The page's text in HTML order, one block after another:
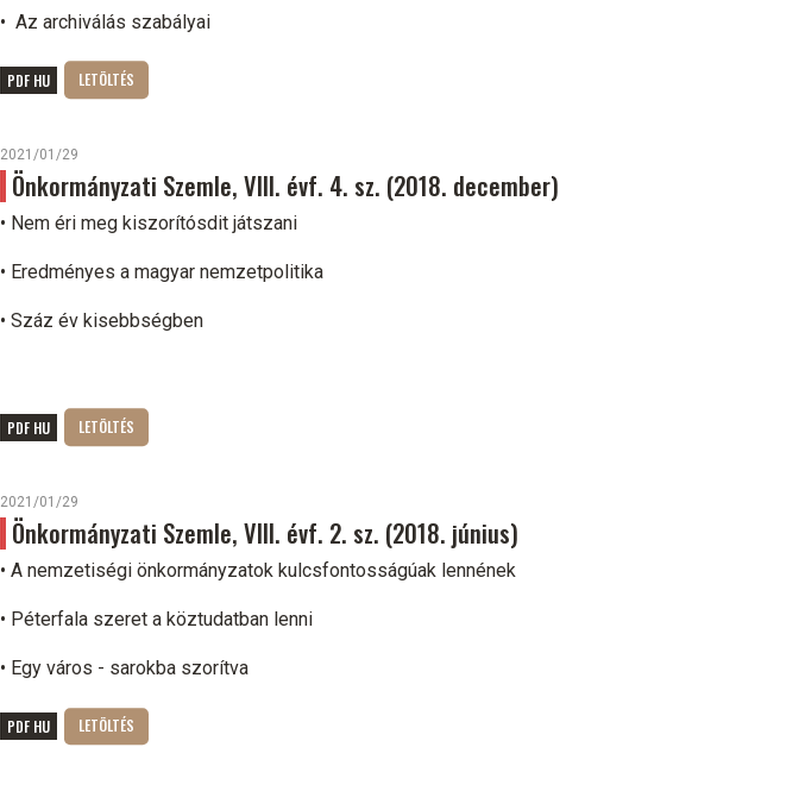
• Az archiválás szabályai
PDF HU
2021/01/29
Önkormányzati Szemle, VIII. évf. 4. sz. (2018. december)
• Nem éri meg kiszorítósdit játszani
• Eredményes a magyar nemzetpolitika
• Száz év kisebbségben
PDF HU
2021/01/29
Önkormányzati Szemle, VIII. évf. 2. sz. (2018. június)
• A nemzetiségi önkormányzatok kulcsfontosságúak lennének
• Péterfala szeret a köztudatban lenni
• Egy város - sarokba szorítva
PDF HU